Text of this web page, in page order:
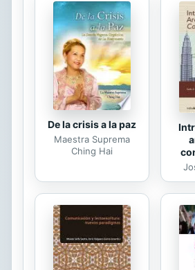
que se vuelven
la cabeza. Tras la
muertes van par de
curioso: Eliasz, un
militar, y su...
De la crisis a la paz
Maestra Suprema
Ching Hai